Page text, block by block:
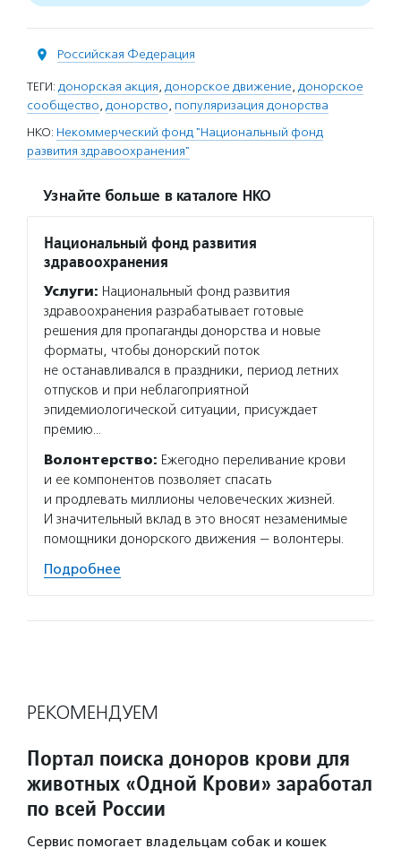
Российская Федерация
ТЕГИ: донорская акция, донорское движение, донорское
сообщество, донорство, популяризация донорства
НКО: Некоммерческий фонд "Национальный фонд
развития здравоохранения"
Узнайте больше в каталоге НКО
Национальный фонд развития
здравоохранения
Услуги: Национальный фонд развития
здравоохранения разрабатывает готовые
решения для пропаганды донорства и новые
форматы, чтобы донорский поток
не останавливался в праздники, период летних
отпусков и при неблагоприятной
эпидемиологической ситуации, присуждает
премию…
Волонтерство: Ежегодно переливание крови
и ее компонентов позволяет спасать
и продлевать миллионы человеческих жизней.
И значительный вклад в это вносят незаменимые
помощники донорского движения — волонтеры.
Подробнее
РЕКОМЕНДУЕМ
Портал поиска доноров крови для
животных «Одной Крови» заработал
по всей России
Сервис помогает владельцам собак и кошек